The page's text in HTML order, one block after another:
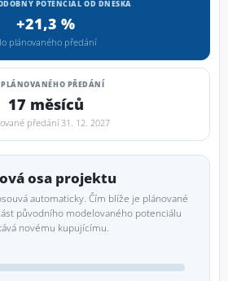
POTENCIÁL OD DNEŠKA
+21,3 %
plánovaného předání
PLÁNOVANÉHO PŘEDÁNÍ
17 měsíců
předání 31. 12. 2027
osa projektu
automaticky. Čím blíže je plánované
původního modelovaného potenciálu
novému kupujícímu.